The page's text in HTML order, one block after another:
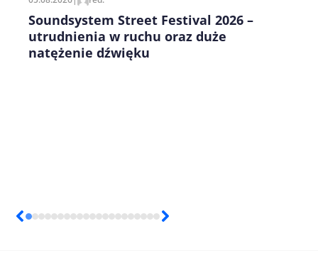
Soundsystem Street Festival 2026 –
utrudnienia w ruchu oraz duże
natężenie dźwięku